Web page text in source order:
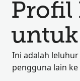
Profil
untuk
Ini adalah
pengguna lain